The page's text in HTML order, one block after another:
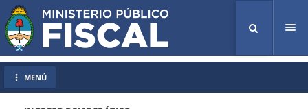
MENÚ